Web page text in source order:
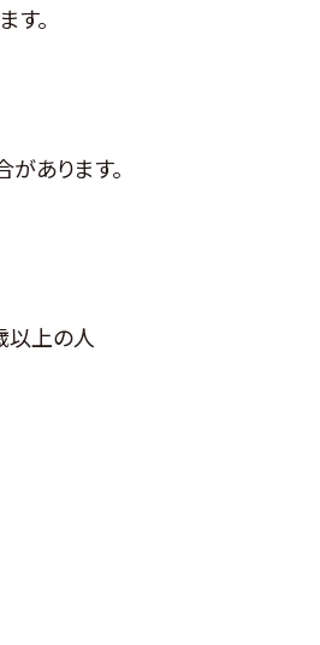
。
あります。
以上の人